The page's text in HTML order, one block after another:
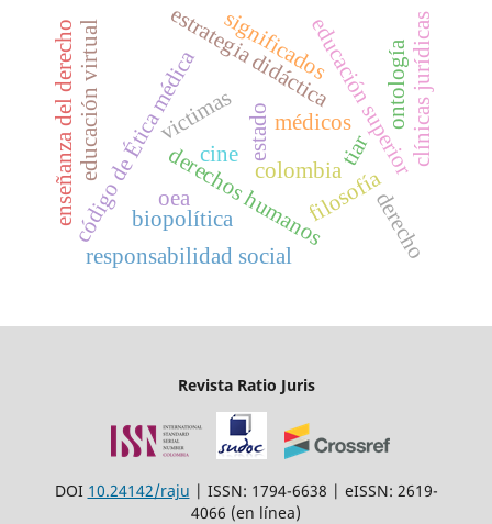
derechos humanos
médicos
código de Ética médica colombiaeducación superior
educación virtual estrategia didáctica clínicas jurídicas
enseñanza del derecho tiar
oea
estado
biopolítica filosofía
responsabilidad social
victimas
significados
cine
derecho
ontología
Revista Ratio Juris
DOI 10.24142/raju | ISSN: 1794-6638 | eISSN: 2619-
4066 (en línea)